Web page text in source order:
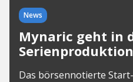
News
Mynaric geht in
Serienproduktion
Das börsennotierte